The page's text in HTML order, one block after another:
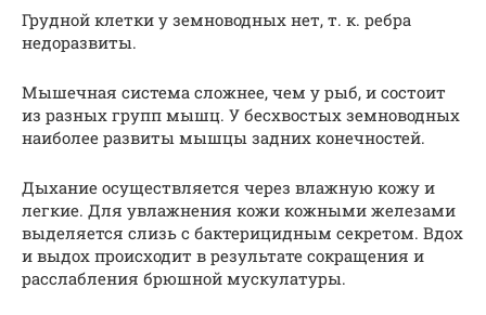
Грудной клетки у земноводных нет, т. к. ребра
недоразвиты.
Мышечная система сложнее, чем у рыб, и состоит
из разных групп мышц. У бесхвостых земноводных
наиболее развиты мышцы задних конечностей.
Дыхание осуществляется через влажную кожу и
легкие. Для увлажнения кожи кожными железами
выделяется слизь с бактерицидным секретом. Вдох
и выдох происходит в результате сокращения и
расслабления брюшной мускулатуры.